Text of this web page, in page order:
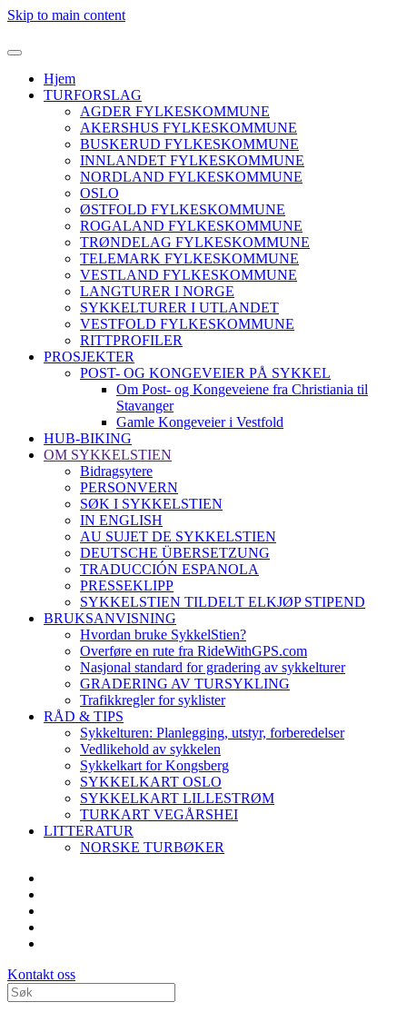
Skip to main content
Hjem
TURFORSLAG
AGDER FYLKESKOMMUNE
AKERSHUS FYLKESKOMMUNE
BUSKERUD FYLKESKOMMUNE
INNLANDET FYLKESKOMMUNE
NORDLAND FYLKESKOMMUNE
OSLO
ØSTFOLD FYLKESKOMMUNE
ROGALAND FYLKESKOMMUNE
TRØNDELAG FYLKESKOMMUNE
TELEMARK FYLKESKOMMUNE
VESTLAND FYLKESKOMMUNE
LANGTURER I NORGE
SYKKELTURER I UTLANDET
VESTFOLD FYLKESKOMMUNE
RITTPROFILER
PROSJEKTER
POST- OG KONGEVEIER PÅ SYKKEL
Om Post- og Kongeveiene fra Christiania til
Stavanger
Gamle Kongeveier i Vestfold
HUB-BIKING
OM SYKKELSTIEN
Bidragsytere
PERSONVERN
SØK I SYKKELSTIEN
IN ENGLISH
AU SUJET DE SYKKELSTIEN
DEUTSCHE ÜBERSETZUNG
TRADUCCIÓN ESPANOLA
PRESSEKLIPP
SYKKELSTIEN TILDELT ELKJØP STIPEND
BRUKSANVISNING
Hvordan bruke SykkelStien?
Overføre en rute fra RideWithGPS.com
Nasjonal standard for gradering av sykkelturer
GRADERING AV TURSYKLING
Trafikkregler for syklister
RÅD & TIPS
Sykkelturen: Planlegging, utstyr, forberedelser
Vedlikehold av sykkelen
Sykkelkart for Kongsberg
SYKKELKART OSLO
SYKKELKART LILLESTRØM
TURKART VEGÅRSHEI
LITTERATUR
NORSKE TURBØKER
Kontakt oss